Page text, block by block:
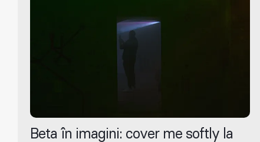
Beta în imagini: cover me softly la